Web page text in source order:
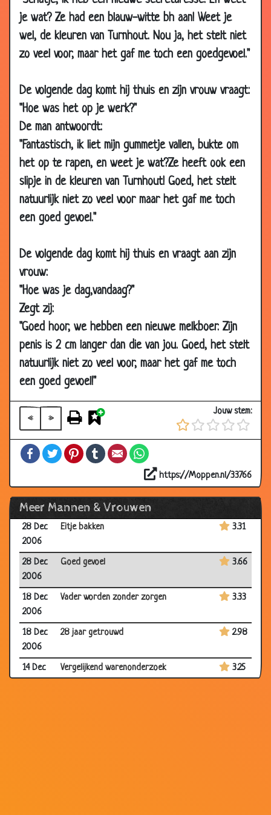
je wat? Ze had een blauw-witte bh aan! Weet je
wel, de kleuren van Turnhout. Nou ja, het stelt niet
zo veel voor, maar het gaf me toch een goedgevoel."
De volgende dag komt hij thuis en zijn vrouw vraagt:
"Hoe was het op je werk?"
De man antwoordt:
"Fantastisch, ik liet mijn gummetje vallen, bukte om
het op te rapen, en weet je wat?Ze heeft ook een
slipje in de kleuren van Turnhout! Goed, het stelt
natuurlijk niet zo veel voor maar het gaf me toch
een goed gevoel."
De volgende dag komt hij thuis en vraagt aan zijn
vrouw:
"Hoe was je dag,vandaag?"
Zegt zij:
"Goed hoor, we hebben een nieuwe melkboer. Zijn
penis is 2 cm langer dan die van jou. Goed, het stelt
natuurlijk niet zo veel voor, maar het gaf me toch
een goed gevoel!"
« »
Jouw stem:
FacebookTwitterPinterestTumblrEmail
https://Moppen.nl/33766
Meer Mannen & Vrouwen
2007
31 Jan
2007
Aardrijkskunde van een vrouw 3.76
2007
29 Jan
2007
Hou toch je mond!
29 Jan
Wiskunde op leeftijd 3.73
22 Jan
2007
Dilemma 3.90
2007
Vraagje
20 Jan
2007
Adam & Eva 3.04
2007
17 Jan
2007
17 Jan
2007
Begraafplaats 2.95
15 Jan
2007
Drinkend rijk worden
12 Jan
Door de mand gevallen 3.40
08 Jan
Borstkijkers leven gezonder
2007
28 Dec
2006
Eitje bakken 3.31
28 Dec
2006
Goed gevoel 3.66
18 Dec
2006
Vader worden zonder zorgen 3.33
18 Dec
2006
28 jaar getrouwd 2.98
14 Dec
Vergelijkend warenonderzoek 3.25